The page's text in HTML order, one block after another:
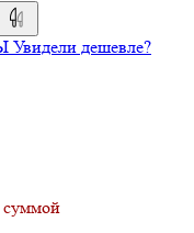
Увидели дешевле?
суммой